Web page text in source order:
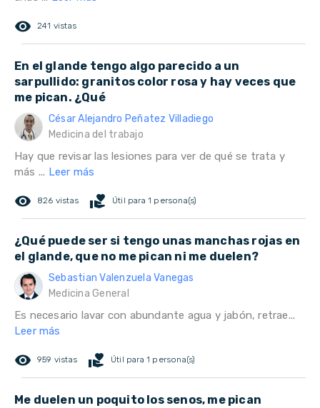
remove_red_eye 241 vistas
En el glande tengo algo parecido a un
sarpullido: granitos color rosa y hay veces que
me pican. ¿Qué
César Alejandro Peñatez Villadiego
Medicina del trabajo
Hay que revisar las lesiones para ver de qué se trata y
más ... Leer más
remove_red_eye 826 vistas volunteer_activism Útil para 1 persona(s)
¿Qué puede ser si tengo unas manchas rojas en
el glande, que no me pican ni me duelen?
Sebastian Valenzuela Vanegas
Medicina General
Es necesario lavar con abundante agua y jabón, retrae...
Leer más
remove_red_eye 959 vistas volunteer_activism Útil para 1 persona(s)
Me duelen un poquito los senos, me pican